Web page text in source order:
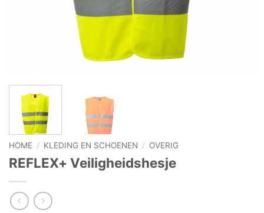
HOME / KLEDING EN SCHOENEN / OVERIG
REFLEX+ Veiligheidshesje